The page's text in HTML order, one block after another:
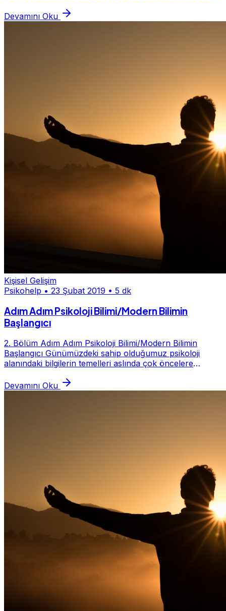
Devamını Oku
Kişisel Gelişim
Psikohelp • 23 Şubat 2019 • 5 dk
Adım Adım Psikoloji Bilimi/Modern Bilimin
Başlangıcı
2. Bölüm Adım Adım Psikoloji Bilimi/Modern Bilimin
Başlangıcı Günümüzdeki sahip olduğumuz psikoloji
alanındaki bilgilerin temelleri aslında çok öncelere
Devamını Oku